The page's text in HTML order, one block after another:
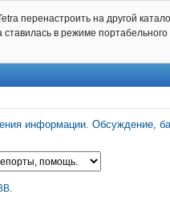
перенастроить на другой
в режиме
информации. Обсуждение,
.